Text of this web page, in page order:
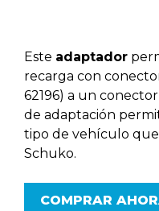
Este adaptador
recarga con
62196) a un
de adaptación
tipo de vehículo
Schuko.
COMPRAR